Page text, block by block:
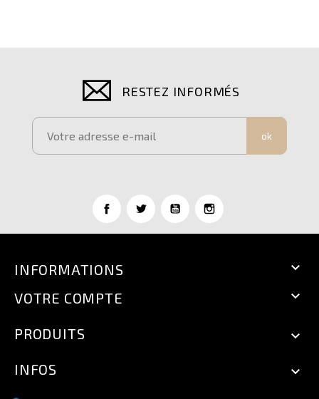
RESTEZ INFORMÉS
ok
INFORMATIONS

VOTRE COMPTE

PRODUITS

INFOS
